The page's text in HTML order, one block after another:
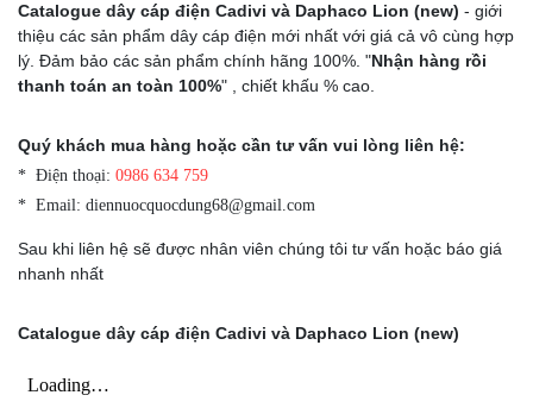
Catalogue dây cáp điện Cadivi và Daphaco Lion (new) - giới
thiệu các sản phẩm dây cáp điện mới nhất với giá cả vô cùng hợp
lý. Đảm bảo các sản phẩm chính hãng 100%. "Nhận hàng rồi
thanh toán an toàn 100%" , chiết khấu % cao.
Quý khách mua hàng hoặc cần tư vấn vui lòng liên hệ:
* Điện thoại: 0986 634 759
* Email: diennuocquocdung68@gmail.com
Sau khi liên hệ sẽ được nhân viên chúng tôi tư vấn hoặc báo giá
nhanh nhất
Catalogue dây cáp điện Cadivi và Daphaco Lion (new)